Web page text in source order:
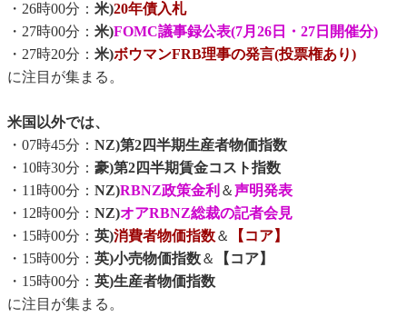
・26時00分： 米)20年債入札
・27時00分： 米)FOMC議事録公表(7月26日・27日開催分)
・27時20分： 米)ボウマンFRB理事の発言(投票権あり)
に注目が集まる。
米国以外では、
・07時45分： NZ)第2四半期生産者物価指数
・10時30分： 豪)第2四半期賃金コスト指数
・11時00分： NZ)RBNZ政策金利 ＆声明発表
・12時00分： NZ)オアRBNZ総裁の記者会見
・15時00分： 英)消費者物価指数＆
【コア】
・15時00分： 英)小売物価指数＆
【コア】
・15時00分： 英)生産者物価指数
に注目が集まる。